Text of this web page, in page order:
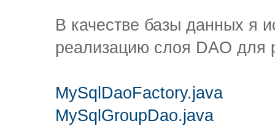
В качестве базы данных я
реализацию слоя DAO для
MySqlDaoFactory.java
MySqlGroupDao.java